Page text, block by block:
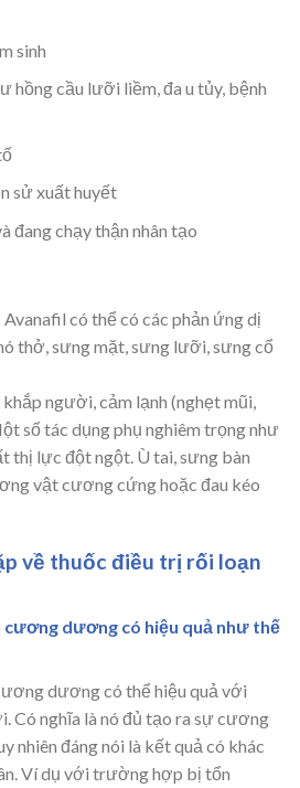
sinh
hồng cầu lưỡi liềm, đa u tủy, bệnh
sử xuất huyết
đang chạy thận nhân tạo
có thể có các phản ứng dị
thở, sưng mặt, sưng lưỡi, sưng cổ
người, cảm lạnh (nghẹt mũi,
số tác dụng phụ nghiêm trọng như
thị lực đột ngột. Ù tai, sưng bàn
vật cương cứng hoặc đau kéo
về thuốc điều trị rối loạn
dương có hiệu quả như thế
dương có thể hiệu quả với
Có nghĩa là nó đủ tạo ra sự cương
nhiên đáng nói là kết quả có khác
Ví dụ với trường hợp bị tổn